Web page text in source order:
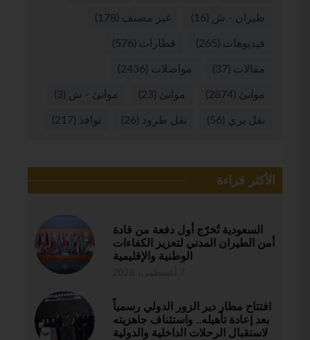
طيران - ش (16) غير مصنف (178)
فيديوهات (265) قطارات (576)
مقالات (37) مواصلات (2436)
موانئ (2874) موانئ (23) موانئ - ش (3)
نقل بري (56) نقل طرود (26) نوافذ (217)
الأكثر قراءة
السعودية تُخرّج أول دفعة من قادة
أمن الطيران المدني لتعزيز الكفاءات
الوطنية والإقليمية
افتتاح مطار دير الزور الدولي رسمياً
بعد إعادة تأهيله.. واستئناف جاهزيته
لاستقبال الرحلات الداخلية والدولية